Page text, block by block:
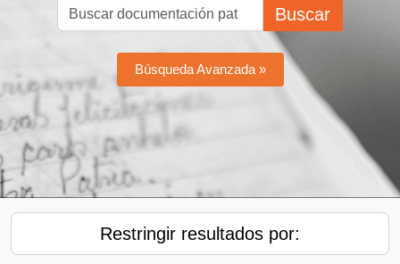
Buscar
Búsqueda Avanzada »
Restringir resultados por: